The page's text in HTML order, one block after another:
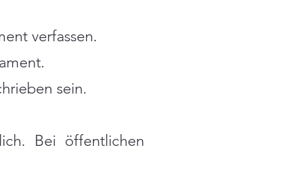
verfassen.
sein.
Bei öffentlichen